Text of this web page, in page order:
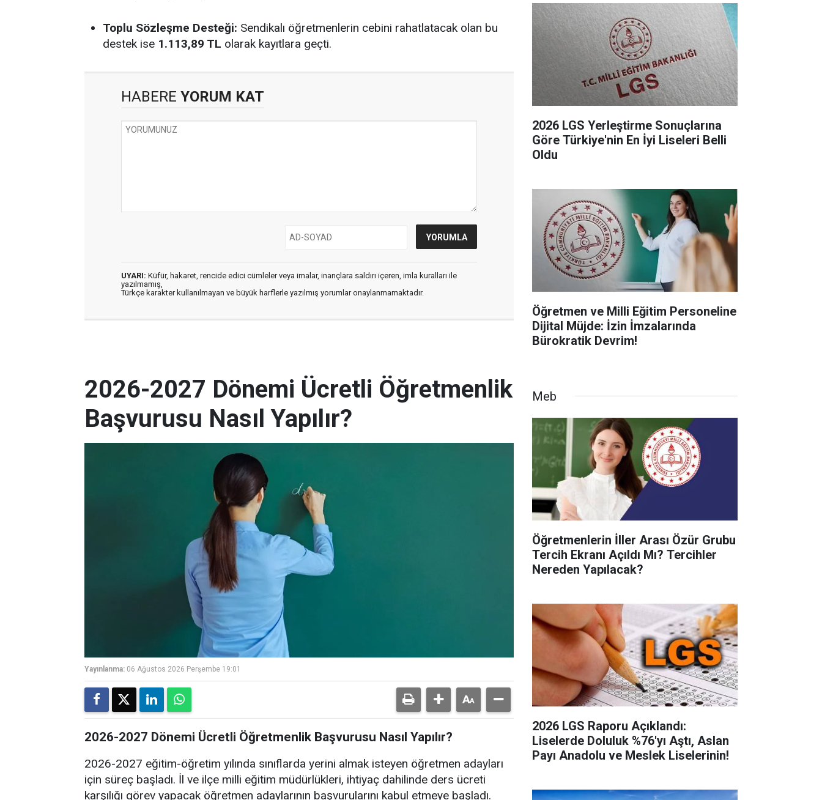
Toplu Sözleşme Desteği: Sendikalı öğretmenlerin cebini rahatlatacak olan bu
destek ise 1.113,89 TL olarak kayıtlara geçti.
HABERE YORUM KAT
UYARI: Küfür, hakaret, rencide edici cümleler veya imalar, inançlara saldırı içeren, imla kuralları ile
yazılmamış,
Türkçe karakter kullanılmayan ve büyük harflerle yazılmış yorumlar onaylanmamaktadır.
2026 LGS Yerleştirme Sonuçlarına
Göre Türkiye'nin En İyi Liseleri Belli
Oldu
Öğretmen ve Milli Eğitim Personeline
Dijital Müjde: İzin İmzalarında
Bürokratik Devrim!
2026-2027 Dönemi Ücretli Öğretmenlik
Başvurusu Nasıl Yapılır?
Yayınlanma: 06 Ağustos 2026 Perşembe 19:01
2026-2027 Dönemi Ücretli Öğretmenlik Başvurusu Nasıl Yapılır?
2026-2027 eğitim-öğretim yılında sınıflarda yerini almak isteyen öğretmen adayları
için süreç başladı. İl ve ilçe milli eğitim müdürlükleri, ihtiyaç dahilinde ders ücreti
karşılığı görev yapacak öğretmen adaylarının başvurularını kabul etmeye başladı.
Meb
Öğretmenlerin İller Arası Özür Grubu
Tercih Ekranı Açıldı Mı? Tercihler
Nereden Yapılacak?
2026 LGS Raporu Açıklandı:
Liselerde Doluluk %76'yı Aştı, Aslan
Payı Anadolu ve Meslek Liselerinin!